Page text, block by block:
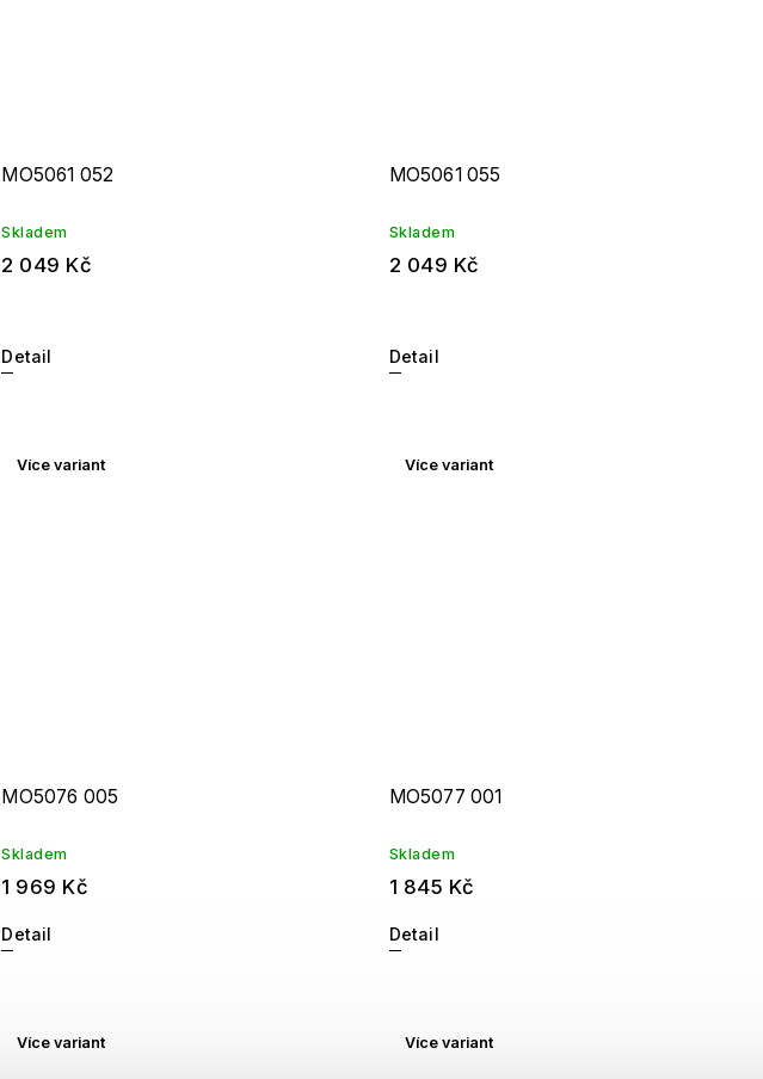
MO5061 052
Skladem
2 049 Kč
Detail
MO5061 055
Skladem
2 049 Kč
Detail
Více variant
MO5076 005
Skladem
1 969 Kč
Detail
Více variant
MO5077 001
Skladem
1 845 Kč
Detail
Více variant Více variant